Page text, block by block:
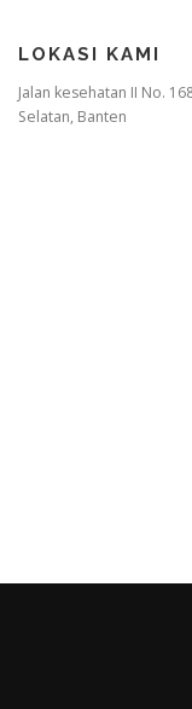
LOKASI KAMI
Jalan kesehatan II No.
Selatan, Banten